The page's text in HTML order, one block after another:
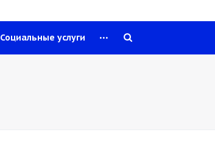
Социальные услуги ...